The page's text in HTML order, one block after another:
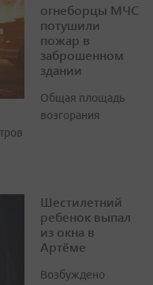
огнеборцы МЧС
потушили
пожар в
заброшенном
здании
Общая площадь
возгорания
Шестилетний
ребенок выпал
из окна в
Артёме
Возбуждено